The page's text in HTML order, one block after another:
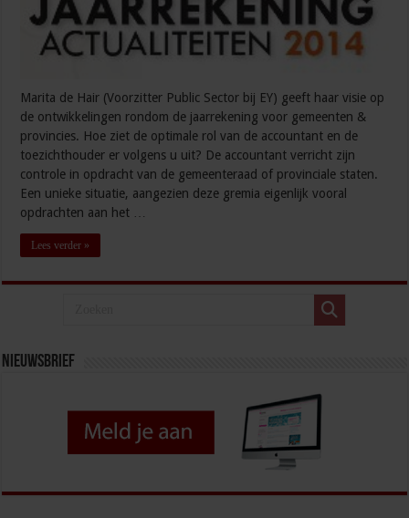
Marita de Hair (Voorzitter Public Sector bij EY) geeft haar visie op
de ontwikkelingen rondom de jaarrekening voor gemeenten &
provincies. Hoe ziet de optimale rol van de accountant en de
toezichthouder er volgens u uit? De accountant verricht zijn
controle in opdracht van de gemeenteraad of provinciale staten.
Een unieke situatie, aangezien deze gremia eigenlijk vooral
opdrachten aan het …
Lees verder »
Nieuwsbrief